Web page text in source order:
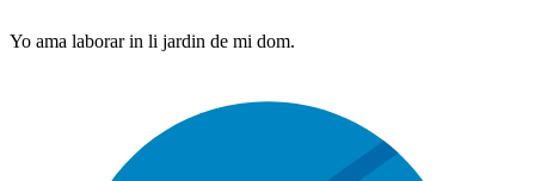
Yo ama laborar in li jardin de mi dom.